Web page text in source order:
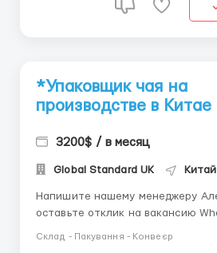
*Упаковщик чая на
производстве в Китае
3200$ / в месяц
Global Standard UK Китай
Напишите нашему менеджеру
оставьте отклик на вакансию
IMO +44 73 4722 9780 📱
📱 IMO: +44 73 4722 9780 📱
Склад - Пакування - Конвеєр